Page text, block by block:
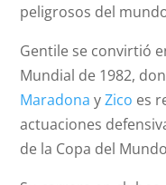
peligrosos del
Gentile se convirtió
Mundial de 1982,
Maradona yZico es
actuaciones
de la Copa del